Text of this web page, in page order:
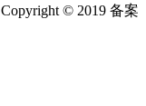
© 2019 备案